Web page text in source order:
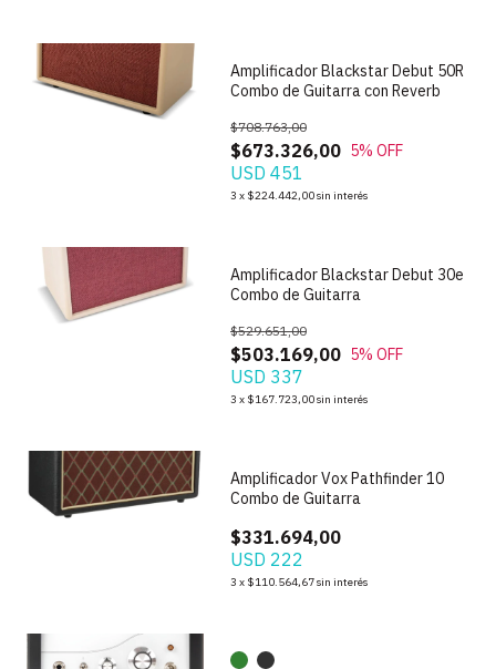
Amplificador Blackstar Debut 50R
Combo de Guitarra con Reverb
$673.326,00
$708.763,00
5% OFF
USD 451
3 x $224.442,00sin interés
Amplificador Blackstar Debut 30e
Combo de Guitarra
$503.169,00
$529.651,00
5% OFF
USD 337
3 x $167.723,00sin interés
Amplificador Vox Pathfinder 10
Combo de Guitarra
$331.694,00
USD 222
3 x $110.564,67sin interés